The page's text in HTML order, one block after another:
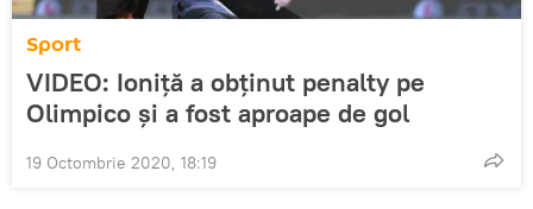
Sport
VIDEO: Ioniță a obținut penalty pe
Olimpico și a fost aproape de gol
19 Octombrie 2020, 18:19